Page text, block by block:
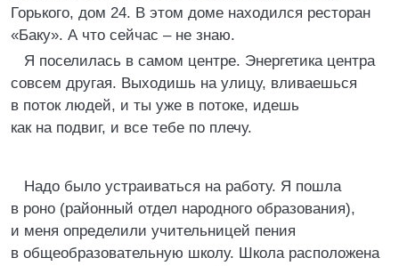
Горького, дом 24. В этом доме находился ресторан
«Баку». А что сейчас – не знаю.
Я поселилась в самом центре. Энергетика центра
совсем другая. Выходишь на улицу, вливаешься
в поток людей, и ты уже в потоке, идешь
как на подвиг, и все тебе по плечу.
Надо было устраиваться на работу. Я пошла
в роно (районный отдел народного образования),
и меня определили учительницей пения
в общеобразовательную школу. Школа расположена